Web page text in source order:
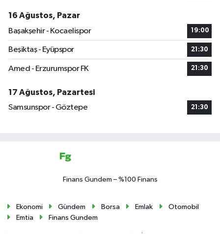
16 Ağustos, Pazar
Başakşehir - Kocaelispor
19:00
Beşiktaş - Eyüpspor 21:30
Amed - Erzurumspor FK 21:30
17 Ağustos, Pazartesi
Samsunspor - Göztepe
21:30
Finans Gundem – %100 Finans
Ekonomi Gündem Borsa Emlak
Otomobil
Emtia
Finans Gundem